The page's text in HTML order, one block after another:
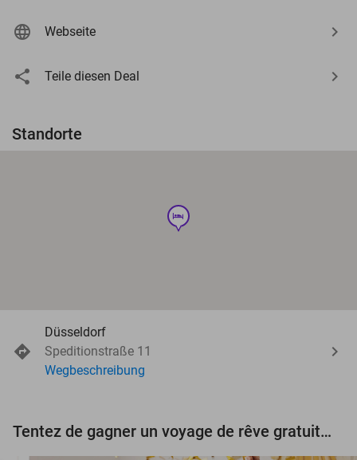
Webseite
Teile diesen Deal
Standorte
hotel
Düsseldorf
Speditionstraße 11
Wegbeschreibung
Tentez de gagner un voyage de rêve gratuit d'une valeur de 3.000 € !